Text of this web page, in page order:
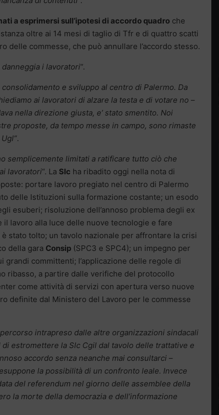
a esprimersi sull’ipotesi di accordo quadro che
oltre ai 14 mesi di taglio di Tfr e di quattro scatti
delle commesse, che può annullare l’accordo stesso.
i lavoratori“.
e sviluppo al centro di Palermo. Da
ai lavoratori di alzare la testa e di votare no –
nella direzione giusta, e’ stato smentito. Noi
proposte, da tempo messe in campo, sono rimaste
.
semplicemente limitati a ratificare tutto ciò che
lavoratori“. La Slc ha ribadito oggi nella nota di
portare lavoro pregiato nel centro di Palermo
delle Istituzioni sulla formazione costante; un esodo
esuberi; risoluzione dell’annoso problema degli ex
lavoro alla luce delle nuove tecnologie e fare
stato tolto; un tavolo nazionale per affrontare la crisi
della gara Consip (SPC3 e SPC4); un impegno per
grandi committenti; l’applicazione delle regole di
ribasso, a partire dalle verifiche del protocollo
come attività di servizi con apertura verso nuove
definite dal Ministero del Lavoro per le commesse
intrapreso dalle altre organizzazioni sindacali
estromettere la Slc Cgil dal tavolo delle trattative e
accordo senza neanche mai consultarci –
la possibilità di un confronto leale. Invece
del referendum nel giorno delle assemblee della
la morte della democrazia e dell’informazione